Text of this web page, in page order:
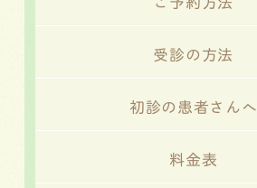
受診の方法
初診の患者さんへ
料金表